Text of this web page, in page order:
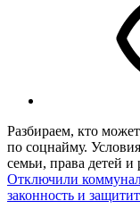
Разбираем, кто
по соцнайму.
семьи, права детей и
Отключили
законность и